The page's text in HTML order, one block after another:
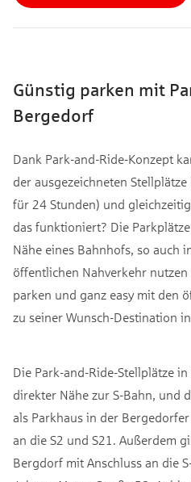
Günstig parken mit
Bergedorf
Dank Park-and-Ride-Konzept
der ausgezeichneten
für 24 Stunden) und
das funktioniert? Die
Nähe eines Bahnhofs, so auch
öffentlichen Nahverkehr
parken und ganz easy mit den
zu seiner Wunsch-Destination
Die Park-and-Ride-Stellplätze
direkter Nähe zur S-Bahn, und
als Parkhaus in der
an die S2 und S21. Außerdem
Bergdorf mit Anschluss an die